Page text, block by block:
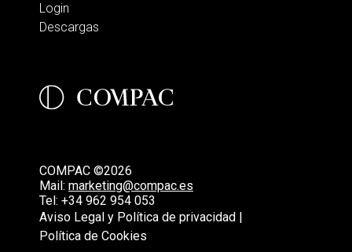
Login
Descargas
COMPAC ©2026
Mail: marketing@compac.es
Tel: +34 962 954 053
Aviso Legal y Política de privacidad |
Política de Cookies